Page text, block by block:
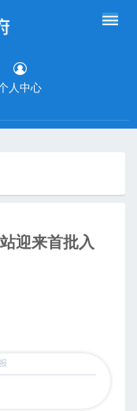
人中心
迎来首批入